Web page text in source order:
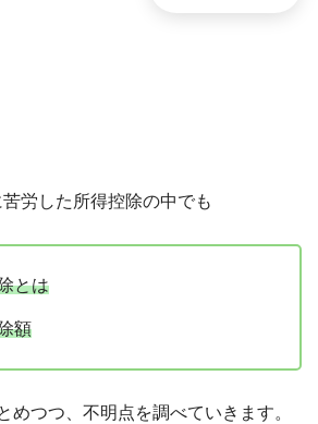
労した所得控除の中でも
とは
額
めつつ、不明点を調べていきます。